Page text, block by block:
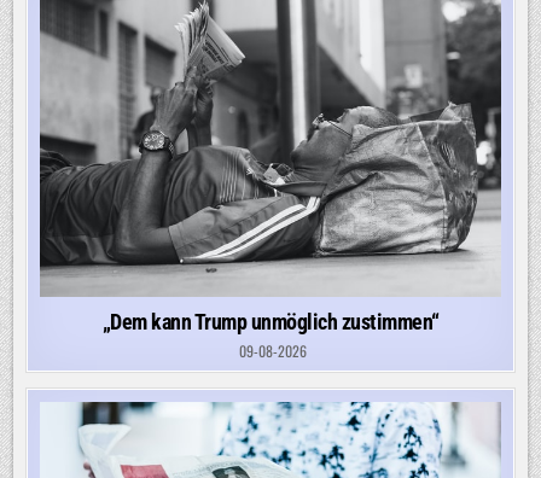
„Dem kann Trump unmöglich zustimmen“
09-08-2026